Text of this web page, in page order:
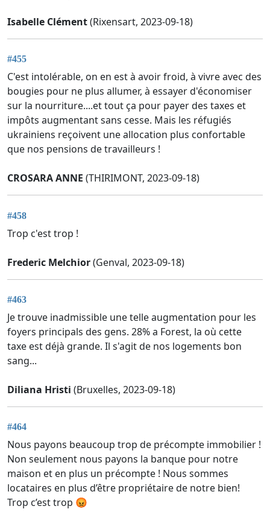
Isabelle Clément(Rixensart, 2023-09-18)
#455
C'est intolérable, on en est à avoir froid, à vivre avec des
bougies pour ne plus allumer, à essayer d'économiser
sur la nourriture....et tout ça pour payer des taxes et
impôts augmentant sans cesse. Mais les réfugiés
ukrainiens reçoivent une allocation plus confortable
que nos pensions de travailleurs !
CROSARA ANNE (THIRIMONT, 2023-09-18)
#458
Trop c'est trop !
Frederic Melchior(Genval, 2023-09-18)
#463
Je trouve inadmissible une telle augmentation pour les
foyers principals des gens. 28% a Forest, la où cette
taxe est déjà grande. Il s'agit de nos logements bon
sang...
Diliana Hristi (Bruxelles, 2023-09-18)
#464
Nous payons beaucoup trop de précompte immobilier !
Non seulement nous payons la banque pour notre
maison et en plus un précompte ! Nous sommes
locataires en plus d’être propriétaire de notre bien!
Trop c’est trop 😡